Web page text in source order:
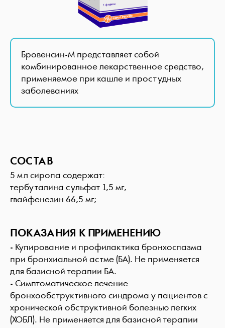
Бровенсин-М представляет собой
комбинированное лекарственное средство,
применяемое при кашле и простудных
заболеваниях
СОСТАВ
5 мл сиропа содержат:
тербуталина сульфат 1,5 мг,
гвайфенезин 66,5 мг;
ПОКАЗАНИЯ К ПРИМЕНЕНИЮ
- Купирование и профилактика бронхоспазма
при бронхиальной астме (БА). Не применяется
для базисной терапии БА.
- Симптоматическое лечение
бронхообструктивного синдрома у пациентов с
хронической обструктивной болезнью легких
(ХОБЛ). Не применяется для базисной терапии